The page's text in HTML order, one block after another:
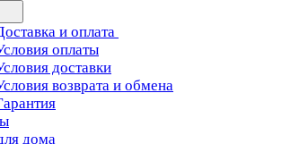
и оплата
оплаты
доставки
возврата и обмена
дома